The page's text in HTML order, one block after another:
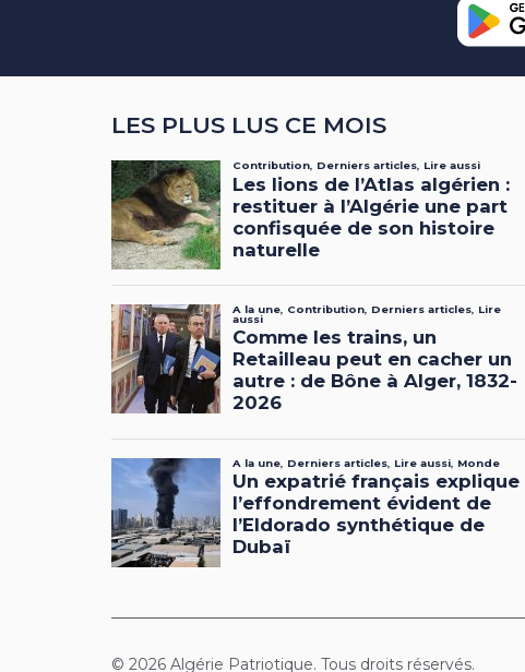
LES PLUS LUS CE MOIS
© 2026 Algérie Patriotique. Tous droits réservés.